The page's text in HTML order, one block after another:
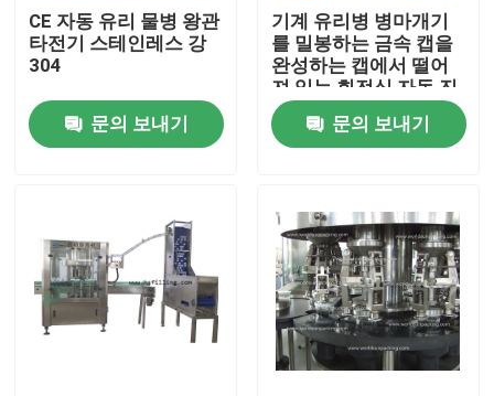
품질 관리
연락주세요
인용문을 요구하세요
주스 충전물 기계
CE 자동 유리 물병 왕관
타전기 스테인레스 강
304
문의 보내기
기계 유리병 병마개기
를 밀봉하는 금속 캡을
완성하는 캡에서 떨어
져 있는 회전식 자동 진
공 병마개기 트위스트
문의 보내기